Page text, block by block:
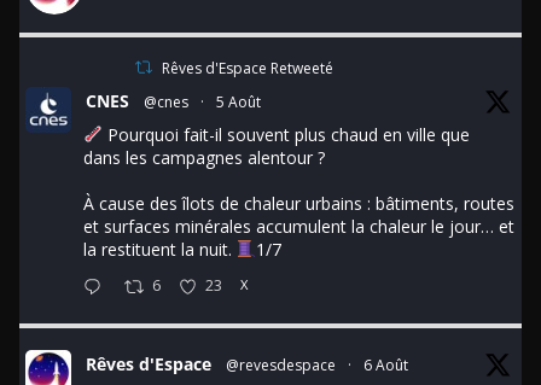
Rêves d'Espace Retweeté
CNES @cnes · 5 Août
Pourquoi fait-il souvent plus chaud en ville que
dans les campagnes alentour ?
À cause des îlots de chaleur urbains : bâtiments, routes
et surfaces minérales accumulent la chaleur le jour… et
la restituent la nuit.
1/7
6 23 X
Rêves d'Espace @revesdespace · 6 Août